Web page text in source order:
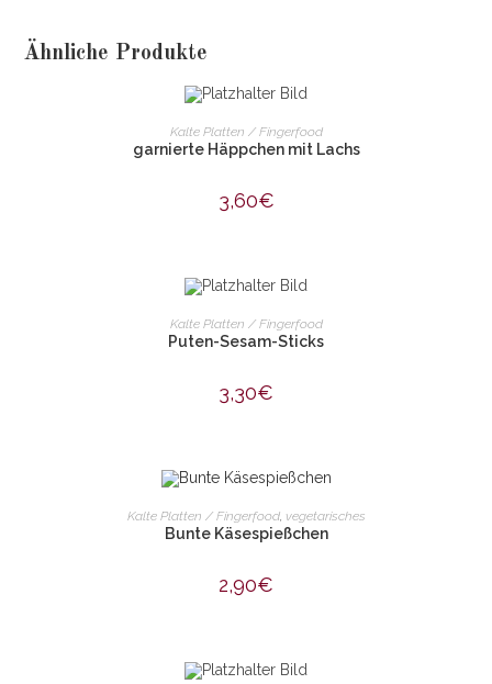
Ähnliche Produkte
IN DEN WARENKORB
Kalte Platten / Fingerfood
garnierte Häppchen mit Lachs
3,60€
IN DEN WARENKORB
Kalte Platten / Fingerfood
Puten-Sesam-Sticks
3,30€
IN DEN WARENKORB
Kalte Platten / Fingerfood, vegetarisches
Bunte Käsespießchen
2,90€